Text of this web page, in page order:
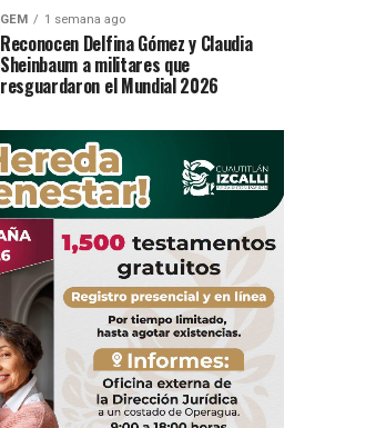
GEM 1 semana ago
Reconocen Delfina Gómez y Claudia
Sheinbaum a militares que
resguardaron el Mundial 2026